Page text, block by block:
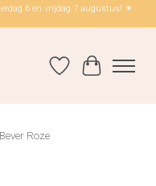
6 en vrijdag 7 augustus! ☀
Verlanglijst
Roze